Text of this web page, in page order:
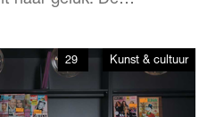
wilde
Zuid te bereiken.
29 Kunst & cultuur